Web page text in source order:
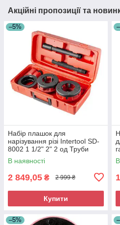
Акційні пропозиції та
–5%
Набір плашок для
нарізування різі Intertool SD-
8002 1 1/2" 2" 2 од Труби
клупи Плашки для труб
В наявності
2 849,05 ₴ 2 999 ₴
Купити
–5%